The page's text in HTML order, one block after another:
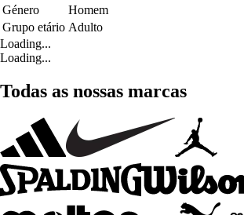
Género
Homem
Grupo etário Adulto
Loading...
Loading...
Todas as nossas marcas